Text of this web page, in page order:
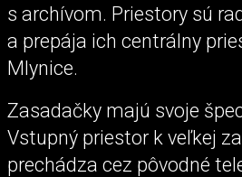
s archívom. Priestory sú
a prepája ich centrálny
Mlynice.
Zasadačky majú svoje
Vstupný priestor k veľkej
prechádza cez pôvodné